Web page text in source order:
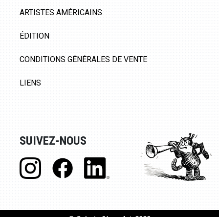
ARTISTES AMÉRICAINS
ÉDITION
CONDITIONS GÉNÉRALES DE VENTE
LIENS
SUIVEZ-NOUS